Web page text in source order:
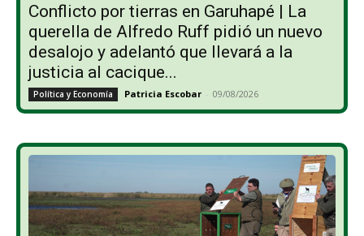
Conflicto por tierras en Garuhapé | La
querella de Alfredo Ruff pidió un nuevo
desalojo y adelantó que llevará a la
justicia al cacique...
Política y Economía Patricia Escobar - 09/08/2026